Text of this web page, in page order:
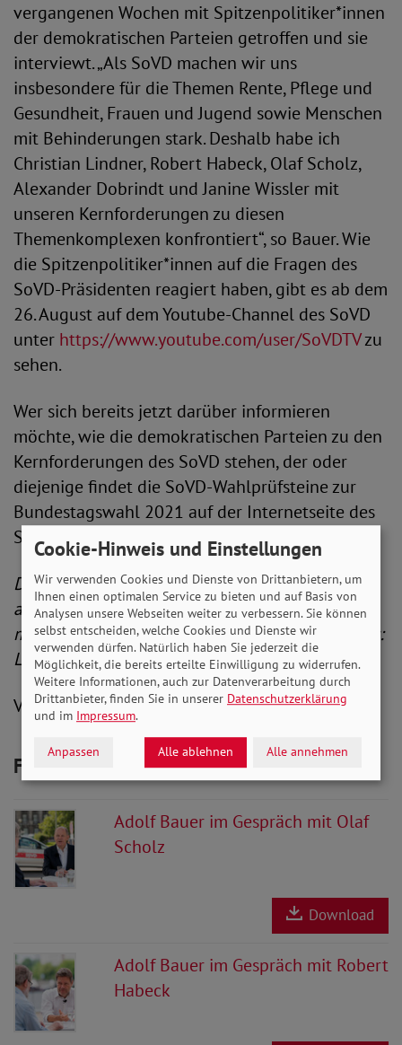
vergangenen Wochen mit Spitzenpolitiker*innen
der demokratischen Parteien getroffen und sie
interviewt. „Als SoVD machen wir uns
insbesondere für die Themen Rente, Pflege und
Gesundheit, Frauen und Jugend sowie Menschen
mit Behinderungen stark. Deshalb habe ich
Christian Lindner, Robert Habeck, Olaf Scholz,
Alexander Dobrindt und Janine Wissler mit
unseren Kernforderungen zu diesen
Themenkomplexen konfrontiert“, so Bauer. Wie
die Spitzenpolitiker*innen auf die Fragen des
SoVD-Präsidenten reagiert haben, gibt es ab dem
26. August auf dem Youtube-Channel des SoVD
unter https://www.youtube.com/user/SoVDTVzu
sehen.
Wer sich bereits jetzt darüber informieren
möchte, wie die demokratischen Parteien zu den
Kernforderungen des SoVD stehen, der oder
diejenige findet die SoVD-Wahlprüfsteine zur
Bundestagswahl 2021 auf der Internetseite des
SoVD unterwww.sovd.de/bundestagswahl
Der SoVD stellt die beigefügten Fotos
ausschließlich zur Nutzung im Zusammenhang
mit dieser Pressemitteilung zur Verfügung. Fotos:
Laurin Schmid
V.iS.d.P.: Christian Draheim
Fotos zum Download
Adolf Bauer im Gespräch mit Olaf
Scholz
Download
Adolf Bauer im Gespräch mit Robert
Habeck
Cookie-Hinweis und Einstellungen
Wir verwenden Cookies und Dienste von Drittanbietern, um
Ihnen einen optimalen Service zu bieten und auf Basis von
Analysen unsere Webseiten weiter zu verbessern. Sie können
selbst entscheiden, welche Cookies und Dienste wir
verwenden dürfen. Natürlich haben Sie jederzeit die
Möglichkeit, die bereits erteilte Einwilligung zu widerrufen.
Weitere Informationen, auch zur Datenverarbeitung durch
Drittanbieter, finden Sie in unserer Datenschutzerklärung
und im Impressum.
Anpassen Alle ablehnen Alle annehmen